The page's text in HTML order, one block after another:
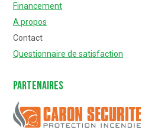
Financement
A propos
Contact
Questionnaire de satisfaction
Partenaires
Caron Sécurité